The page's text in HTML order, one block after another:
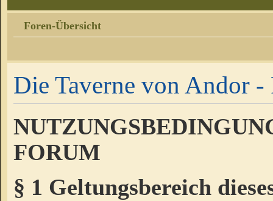
Foren-Übersicht
Die Taverne von Andor -
FORUM
§ 1 Geltungsbereich